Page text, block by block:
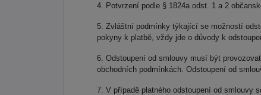
Potvrzení podle § 1824a odst. 1 a 2
Zvláštní podmínky týkající se možností
pokyny k platbě, vždy jde o důvody k
Odstoupení od smlouvy musí být
obchodních podmínkách. Odstoupení od
V případě platného odstoupení od smlouvy